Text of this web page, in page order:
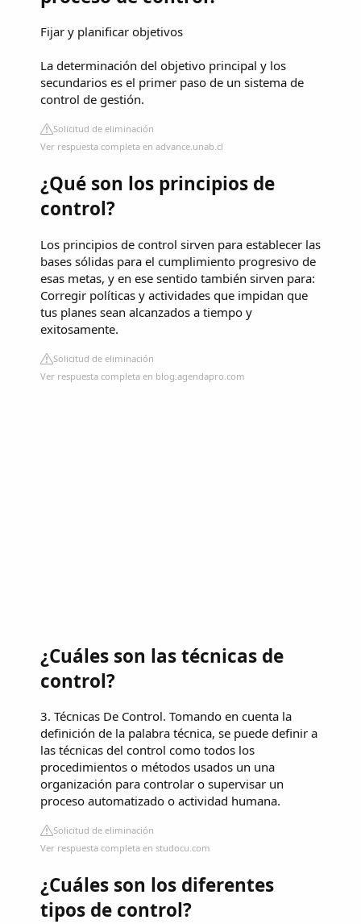
Fijar y planificar objetivos
La determinación del objetivo principal y los
secundarios es el primer paso de un sistema de
control de gestión.
Solicitud de eliminación
Ver respuesta completa en advance.unab.cl
¿Qué son los principios de
control?
Los principios de control sirven para establecer las
bases sólidas para el cumplimiento progresivo de
esas metas, y en ese sentido también sirven para:
Corregir políticas y actividades que impidan que
tus planes sean alcanzados a tiempo y
exitosamente.
Solicitud de eliminación
Ver respuesta completa en blog.agendapro.com
¿Cuáles son las técnicas de
control?
3. Técnicas De Control. Tomando en cuenta la
definición de la palabra técnica, se puede definir a
las técnicas del control como todos los
procedimientos o métodos usados un una
organización para controlar o supervisar un
proceso automatizado o actividad humana.
Solicitud de eliminación
Ver respuesta completa en studocu.com
¿Cuáles son los diferentes
tipos de control?